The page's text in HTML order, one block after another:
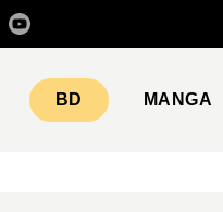
CONTENU
BD MANGA